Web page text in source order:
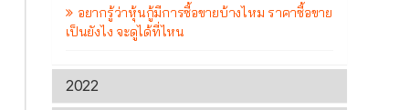
อยากรู้ว่าหุ้นกู้มีการซื้อขายบ้างไหม ราคาซื้อขาย
เป็นยังไง จะดูได้ที่ไหน
2022